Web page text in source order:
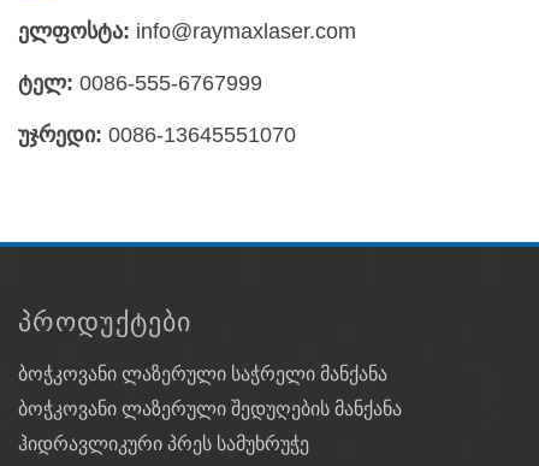
ელფოსტა: info@raymaxlaser.com
ტელ: 0086-555-6767999
უჯრედი: 0086-13645551070
ᲞᲠᲝᲓᲣᲥᲢᲔᲑᲘ
ბოჭკოვანი ლაზერული საჭრელი მანქანა
ბოჭკოვანი ლაზერული შედუღების მანქანა
ჰიდრავლიკური პრეს სამუხრუჭე